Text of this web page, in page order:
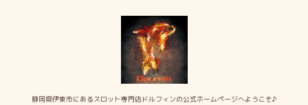
静岡県伊東市にあるスロット専門店ドルフィンの公式ホームページへようこそ♪